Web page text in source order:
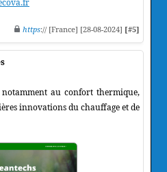
https:// [France] [28-08-2024] [#5]
notamment au confort thermique,
innovations du chauffage et de